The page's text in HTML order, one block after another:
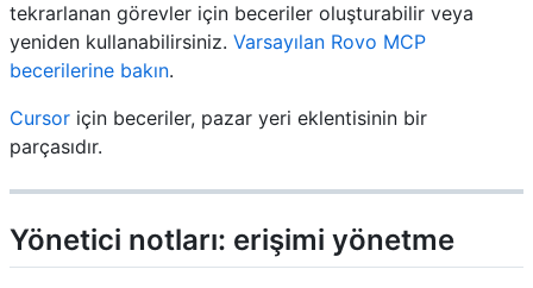
tekrarlanan görevler için beceriler oluşturabilir veya
yeniden kullanabilirsiniz. Varsayılan Rovo MCP
becerilerine bakın.
Cursor için beceriler, pazar yeri eklentisinin bir
parçasıdır.
Yönetici notları: erişimi yönetme